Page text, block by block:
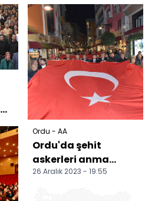
Ordu - AA
Ordu'da şehit
askerleri anma
yürüyüşü düzenlendi
26 Aralık 2023 - 19:55